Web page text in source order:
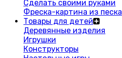
Сделать своими руками
Фреска-картина из песка
Товары для детей
Деревянные изделия
Игрушки
Конструкторы